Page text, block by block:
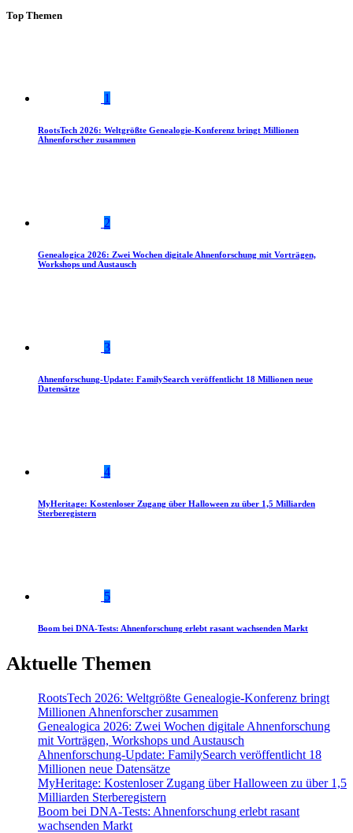
Top Themen
1
RootsTech 2026: Weltgrößte Genealogie-Konferenz bringt Millionen
Ahnenforscher zusammen
2
Genealogica 2026: Zwei Wochen digitale Ahnenforschung mit Vorträgen,
Workshops und Austausch
3
Ahnenforschung-Update: FamilySearch veröffentlicht 18 Millionen neue
Datensätze
4
MyHeritage: Kostenloser Zugang über Halloween zu über 1,5 Milliarden
Sterberegistern
5
Boom bei DNA-Tests: Ahnenforschung erlebt rasant wachsenden Markt
Aktuelle Themen
RootsTech 2026: Weltgrößte Genealogie-Konferenz bringt
Millionen Ahnenforscher zusammen
Genealogica 2026: Zwei Wochen digitale Ahnenforschung
mit Vorträgen, Workshops und Austausch
Ahnenforschung-Update: FamilySearch veröffentlicht 18
Millionen neue Datensätze
MyHeritage: Kostenloser Zugang über Halloween zu über 1,5
Milliarden Sterberegistern
Boom bei DNA-Tests: Ahnenforschung erlebt rasant
wachsenden Markt